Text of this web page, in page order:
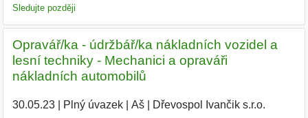
Sledujte později
Opravář/ka - údržbář/ka nákladních vozidel a
lesní techniky - Mechanici a opraváři
nákladních automobilů
30.05.23| Plný úvazek| Aš| Dřevospol Ivančik s.r.o.